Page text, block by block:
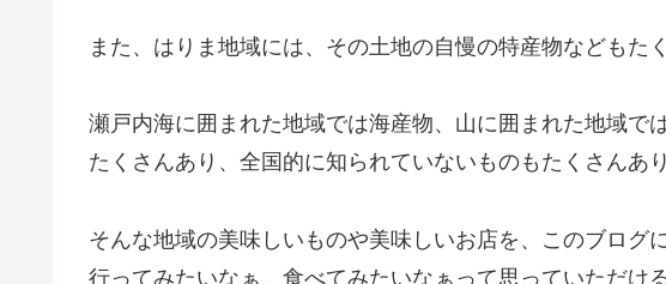
また、はりま地域には、その土地の自慢の特産物などもた
瀬戸内海に囲まれた地域では海産物、山に囲まれた地域で
たくさんあり、全国的に知られていないものもたくさんあり
そんな地域の美味しいものや美味しいお店を、このブログ
行ってみたいなぁ、食べてみたいなぁって思っていただけ